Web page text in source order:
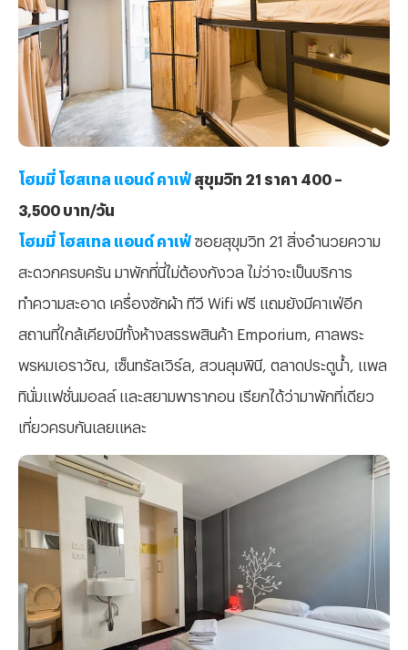
โฮมมี่ โฮสเทล แอนด์ คาเฟ่ สุขุมวิท 21 ราคา 400 –
3,500 บาท/วัน
โฮมมี่ โฮสเทล แอนด์ คาเฟ่ ซอยสุขุมวิท 21 สิ่งอำนวยความ
สะดวกครบครัน มาพักที่นี่ไม่ต้องกังวล ไม่ว่าจะเป็นบริการ
ทำความสะอาด เครื่องซักผ้า ทีวี Wifi ฟรี แถมยังมีคาเฟ่อีก
สถานที่ใกล้เคียงมีทั้งห้างสรรพสินค้า Emporium, ศาลพระ
พรหมเอราวัณ, เซ็นทรัลเวิร์ล, สวนลุมพินี, ตลาดประตูน้ำ, แพล
ทินั่มแฟชั่นมอลล์ และสยามพารากอน เรียกได้ว่ามาพักที่เดียว
เที่ยวครบกันเลยแหละ